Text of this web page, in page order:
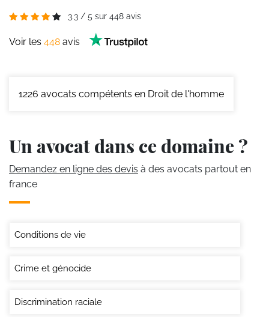
3.3 / 5 sur 448 avis
Voir les 448 avis
1226 avocats compétents en Droit de l'homme
Un avocat dans ce domaine ?
Demandez en ligne des devis à des avocats partout en
france
Conditions de vie
Crime et génocide
Discrimination raciale